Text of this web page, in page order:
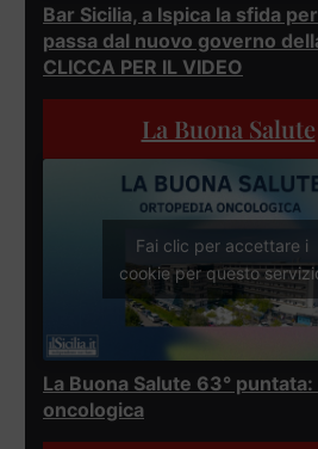
Bar Sicilia, a Ispica la sfida
passa dal nuovo governo
CLICCA PER IL VIDEO
La Buona Salute
Fai clic per accettare i
cookie per questo
La Buona Salute 63°
oncologica